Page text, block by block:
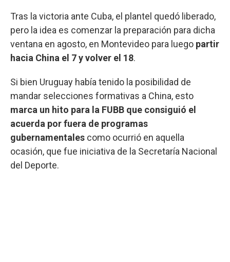
Tras la victoria ante Cuba, el plantel quedó liberado,
pero la idea es comenzar la preparación para dicha
ventana en agosto, en Montevideo para luego partir
hacia China el 7 y volver el 18.
Si bien Uruguay había tenido la posibilidad de
mandar selecciones formativas a China, esto
marca un hito para la FUBB que consiguió el
acuerda por fuera de programas
gubernamentales como ocurrió en aquella
ocasión, que fue iniciativa de la Secretaría Nacional
del Deporte.